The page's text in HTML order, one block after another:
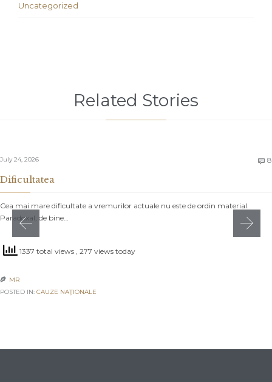
Uncategorized
Related Stories
July 24, 2026  8
Dificultatea
Cea mai mare dificultate a vremurilor actuale nu este de ordin material.
Paradoxal, de bine…
1337 total views , 277 views today
 MR
POSTED IN: CAUZE NAŢIONALE